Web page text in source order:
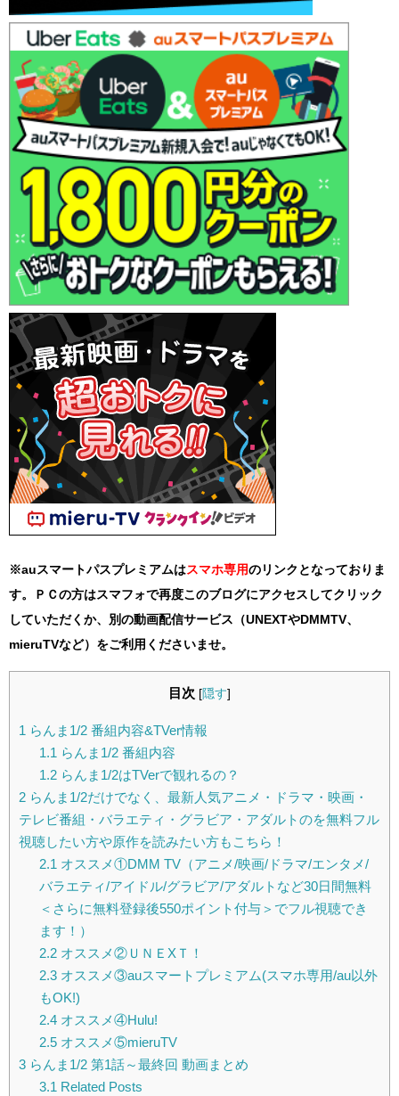
※auスマートパスプレミアムはスマホ専用のリンクとなっておりま
す。ＰＣの方はスマフォで再度このブログにアクセスしてクリック
していただくか、別の動画配信サービス（UNEXTやDMMTV、
mieruTVなど）をご利用くださいませ。
目次 [隠す]
1 らんま1/2 番組内容&TVer情報
1.1 らんま1/2 番組内容
1.2らんま1/2はTVerで観れるの？
2 らんま1/2だけでなく、最新人気アニメ・ドラマ・映画・
テレビ番組・バラエティ・グラビア・アダルトのを無料フル
視聴したい方や原作を読みたい方もこちら！
2.1 オススメ①DMM TV（アニメ/映画/ドラマ/エンタメ/
バラエティ/アイドル/グラビア/アダルトなど30日間無料
＜さらに無料登録後550ポイント付与＞でフル視聴でき
ます！）
2.2オススメ②ＵＮＥXＴ！
2.3オススメ③auスマートプレミアム(スマホ専用/au以外
もOK!)
2.4オススメ④Hulu!
2.5オススメ⑤mieruTV
3 らんま1/2 第1話～最終回 動画まとめ
3.1 Related Posts